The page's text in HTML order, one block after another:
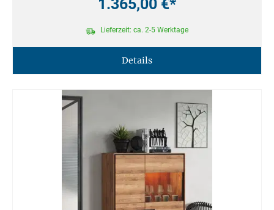
1.365,00 €*
Lieferzeit: ca. 2-5 Werktage
Details